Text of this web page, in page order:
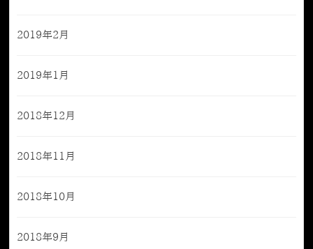
2019年2月
2019年1月
2018年12月
2018年11月
2018年10月
2018年9月